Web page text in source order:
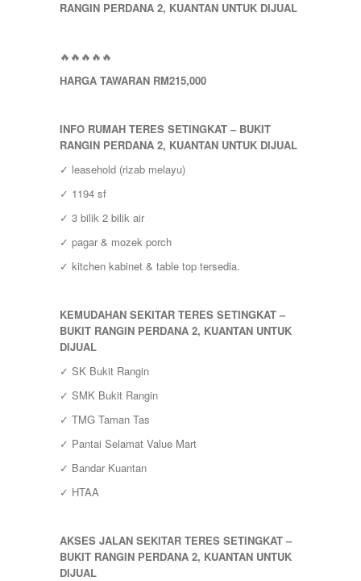
SEPANG
TEMERLOH
RANGIN PERDANA 2, KUANTAN UNTUK DIJUAL
🔥🔥🔥🔥🔥
HARGA TAWARAN RM215,000
INFO RUMAH TERES SETINGKAT – BUKIT
RANGIN PERDANA 2, KUANTAN UNTUK DIJUAL
✓ leasehold (rizab melayu)
✓ 1194 sf
✓ 3 bilik 2 bilik air
✓ pagar & mozek porch
✓ kitchen kabinet & table top tersedia.
KEMUDAHAN SEKITAR TERES SETINGKAT –
BUKIT RANGIN PERDANA 2, KUANTAN UNTUK
DIJUAL
✓ SK Bukit Rangin
✓ SMK Bukit Rangin
✓ TMG Taman Tas
✓ Pantai Selamat Value Mart
✓ Bandar Kuantan
✓ HTAA
AKSES JALAN SEKITAR TERES SETINGKAT –
BUKIT RANGIN PERDANA 2, KUANTAN UNTUK
DIJUAL